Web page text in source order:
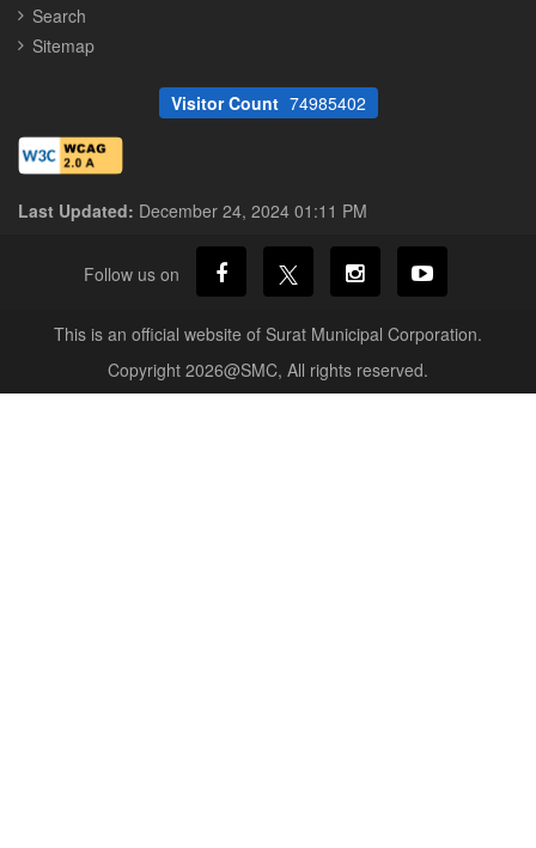
Search
Sitemap
Visitor Count 74985402
Last Updated: December 24, 2024 01:11 PM
Follow us on
This is an official website of Surat Municipal Corporation.
Copyright 2026@SMC, All rights reserved.